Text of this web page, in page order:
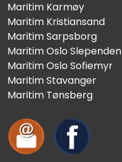
Maritim Karmøy
Maritim Kristiansand
Maritim Sarpsborg
Maritim Oslo Slependen
Maritim Oslo Sofiemyr
Maritim Stavanger
Maritim Tønsberg